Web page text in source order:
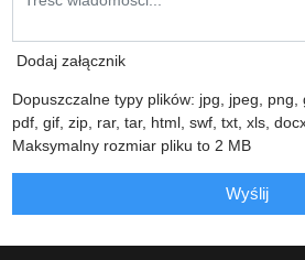
Dodaj załącznik
Dopuszczalne typy plików: jpg, jpeg, png,
pdf, gif, zip, rar, tar, html, swf, txt, xls,
Maksymalny rozmiar pliku to 2 MB
Wyślij